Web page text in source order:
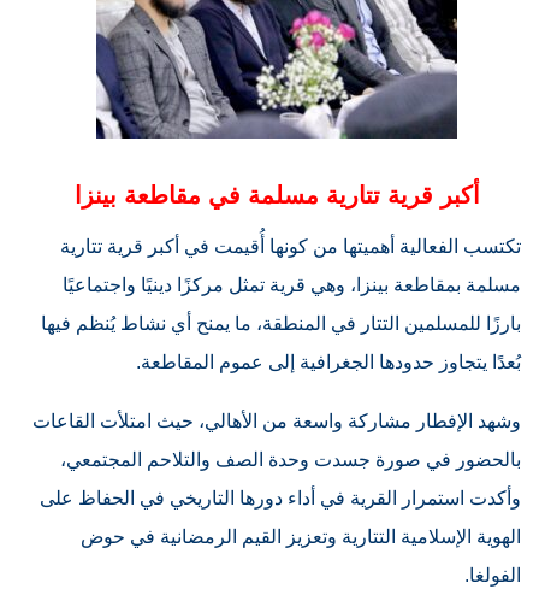
أكبر قرية تتارية مسلمة في مقاطعة بينزا
تكتسب الفعالية أهميتها من كونها أُقيمت في أكبر قرية تتارية
مسلمة بمقاطعة بينزا، وهي قرية تمثل مركزًا دينيًا واجتماعيًا
بارزًا للمسلمين التتار في المنطقة، ما يمنح أي نشاط يُنظم فيها
بُعدًا يتجاوز حدودها الجغرافية إلى عموم المقاطعة.
وشهد الإفطار مشاركة واسعة من الأهالي، حيث امتلأت القاعات
بالحضور في صورة جسدت وحدة الصف والتلاحم المجتمعي،
وأكدت استمرار القرية في أداء دورها التاريخي في الحفاظ على
الهوية الإسلامية التتارية وتعزيز القيم الرمضانية في حوض
الفولغا.